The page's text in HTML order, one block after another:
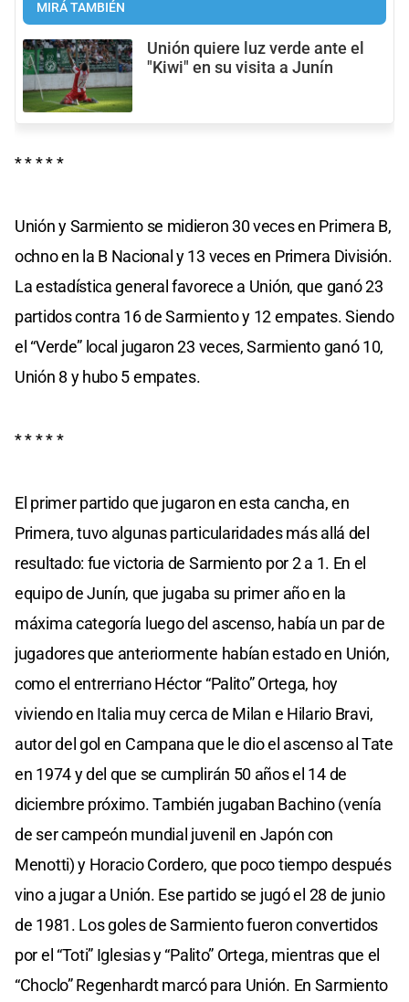
MIRÁ TAMBIÉN
Unión quiere luz verde ante el
"Kiwi" en su visita a Junín
* * * * *
Unión y Sarmiento se midieron 30 veces en Primera B,
ochno en la B Nacional y 13 veces en Primera División.
La estadística general favorece a Unión, que ganó 23
partidos contra 16 de Sarmiento y 12 empates. Siendo
el “Verde” local jugaron 23 veces, Sarmiento ganó 10,
Unión 8 y hubo 5 empates.
* * * * *
El primer partido que jugaron en esta cancha, en
Primera, tuvo algunas particularidades más allá del
resultado: fue victoria de Sarmiento por 2 a 1. En el
equipo de Junín, que jugaba su primer año en la
máxima categoría luego del ascenso, había un par de
jugadores que anteriormente habían estado en Unión,
como el entrerriano Héctor “Palito” Ortega, hoy
viviendo en Italia muy cerca de Milan e Hilario Bravi,
autor del gol en Campana que le dio el ascenso al Tate
en 1974 y del que se cumplirán 50 años el 14 de
diciembre próximo. También jugaban Bachino (venía
de ser campeón mundial juvenil en Japón con
Menotti) y Horacio Cordero, que poco tiempo después
vino a jugar a Unión. Ese partido se jugó el 28 de junio
de 1981. Los goles de Sarmiento fueron convertidos
por el “Toti” Iglesias y “Palito” Ortega, mientras que el
“Choclo” Regenhardt marcó para Unión. En Sarmiento